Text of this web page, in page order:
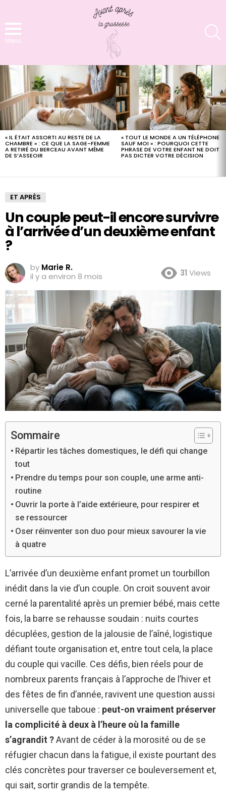
Menu
LATEST
STORIES
« IL ÉTAIT ASSORTI AU RESTE DE LA
CHAMBRE » : CE QUE LA SAGE-FEMME
A RETIRÉ DU BERCEAU AVANT MÊME
DE S’ASSEOIR
« TOUT LE MONDE A UN TÉLÉPHONE
SAUF MOI » : POURQUOI CETTE
PHRASE DE VOTRE ENFANT NE DOIT
PAS DICTER VOTRE DÉCISION
ET APRÈS
Un couple peut-il encore survivre
à l’arrivée d’un deuxième enfant
?
by Marie R.
il y a environ 8 mois
31 Views
Sommaire
Répartir les tâches domestiques, le défi qui change
tout
Prendre du temps pour son couple, une arme anti-
routine
Ouvrir la porte à l’aide extérieure, pour respirer et
se ressourcer
Oser réinventer son duo pour mieux savourer la vie
à quatre
L’arrivée d’un deuxième enfant promet un tourbillon
inédit dans la vie d’un couple. On croit souvent avoir
cerné la parentalité après un premier bébé, mais cette
fois, la barre se rehausse soudain : nuits courtes
décuplées, gestion de la jalousie de l’aîné, logistique
défiant toute organisation et, entre tout cela, la place
du couple qui vacille. Ces défis, bien réels pour de
nombreux parents français à l’approche de l’hiver et
des fêtes de fin d’année, ravivent une question aussi
universelle que taboue : peut-on vraiment préserver
la complicité à deux à l’heure où la famille
s’agrandit ?Avant de céder à la morosité ou de se
réfugier chacun dans la fatigue, il existe pourtant des
clés concrètes pour traverser ce bouleversement et,
qui sait, sortir grandis de la tempête.